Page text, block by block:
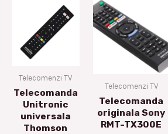
Telecomenzi TV
Telecomanda
Unitronic
universala
Thomson
Telecomenzi TV
Telecomanda
originala Sony
RMT-TX300E